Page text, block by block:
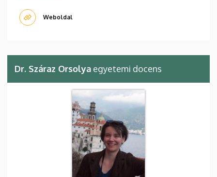
Weboldal
Dr. Száraz Orsolya egyetemi docens